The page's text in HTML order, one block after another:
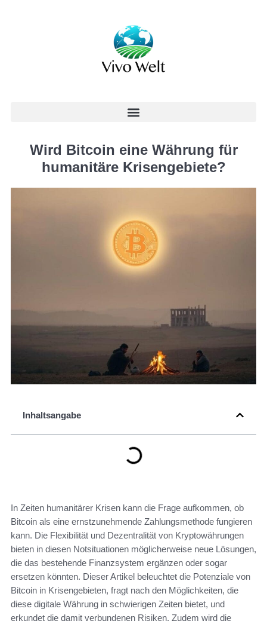
Wird Bitcoin eine Währung für
humanitäre Krisengebiete?
Inhaltsangabe
In Zeiten humanitärer Krisen kann die Frage aufkommen, ob
Bitcoin als eine ernstzunehmende Zahlungsmethode fungieren
kann. Die Flexibilität und Dezentralität von Kryptowährungen
bieten in diesen Notsituationen möglicherweise neue Lösungen,
die das bestehende Finanzsystem ergänzen oder sogar
ersetzen könnten. Dieser Artikel beleuchtet die Potenziale von
Bitcoin in Krisengebieten, fragt nach den Möglichkeiten, die
diese digitale Währung in schwierigen Zeiten bietet, und
erkundet die damit verbundenen Risiken. Zudem wird die